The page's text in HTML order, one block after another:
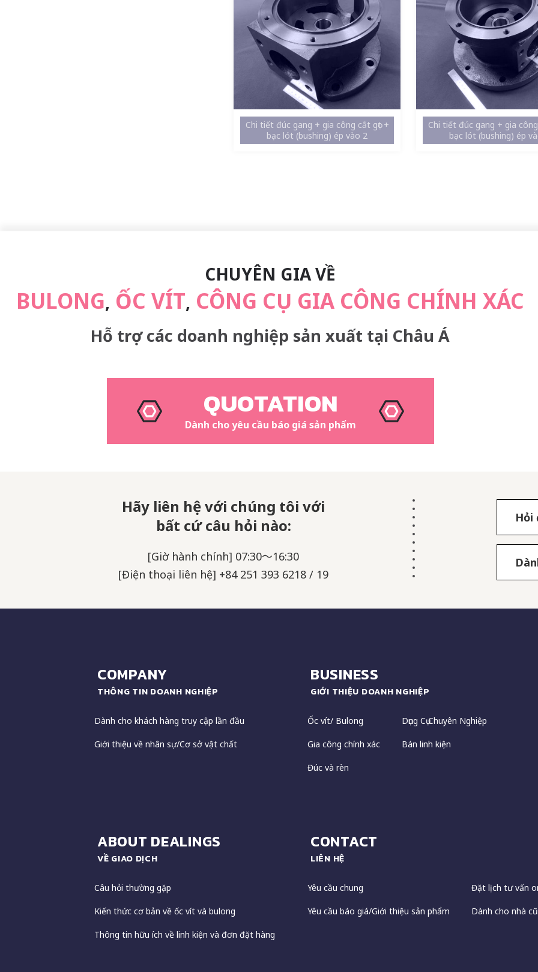
Chi tiết đúc gang + gia công cắt gọt +
bạc lót (bushing) ép vào 2
Chi tiết đúc gang + gia
bạc lót (bushing) ép
CHUYÊN GIA VỀ
BULONG, ỐC VÍT, CÔNG CỤ GIA CÔNG CHÍNH XÁC
Hỗ trợ các doanh nghiệp sản xuất tại Châu Á
QUOTATION
Dành cho yêu cầu báo giá sản phẩm
Hãy liên hệ với chúng tôi với
bất cứ câu hỏi nào:
[Giờ hành chính] 07:30～16:30
[Điện thoại liên hệ] +84 251 393 6218 / 19
Hỏi
COMPANY
THÔNG TIN DOANH NGHIỆP
Dành cho khách hàng truy cập lần đầu
Giới thiệu về nhân sự/Cơ sở vật chất
BUSINESS
GIỚI THIỆU DOANH NGHIỆP
Ốc vít/ Bulong
Gia công chính xác
Đúc và rèn
Dụng Cụ Chuyên Nghiệp
Bán linh kiện
ABOUT DEALINGS
VỀ GIAO DỊCH
Câu hỏi thường gặp
Kiến thức cơ bản về ốc vít và bulong
Thông tin hữu ích về linh kiện và đơn đặt hàng
CONTACT
LIÊN HỆ
Yêu cầu chung
Yêu cầu báo giá/Giới thiệu sản phẩm
Đặt lịch tư vấn
Dành cho nhà